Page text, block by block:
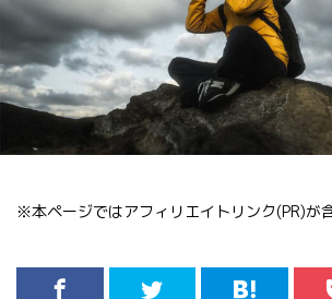
※本ページではアフィリエイトリンク(PR)が